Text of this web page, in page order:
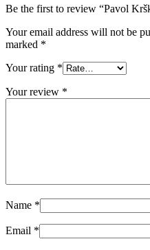
Be the first to review “Pavol
Your email address will not be
marked *
Your rating *
Your review *
Name *
Email *